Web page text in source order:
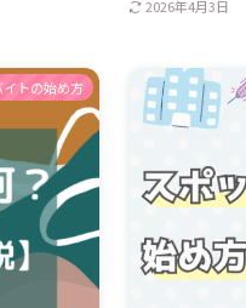
2026年4月3日
イトの始め方